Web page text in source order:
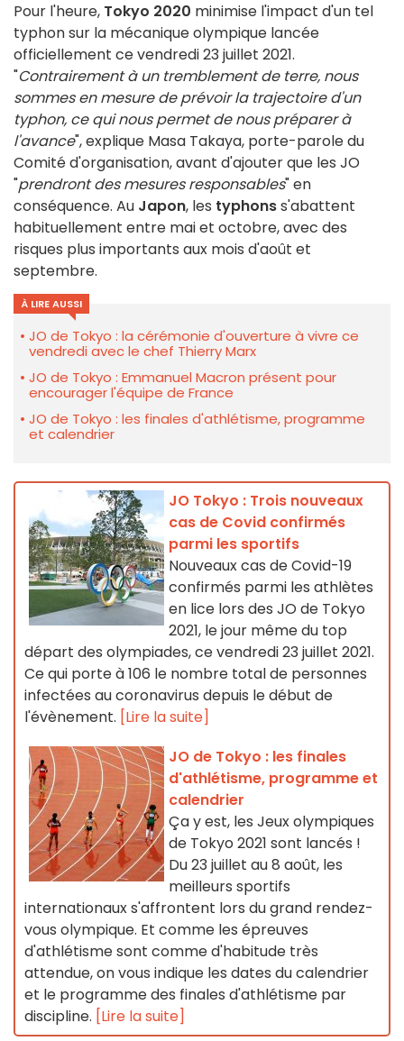
Pour l'heure, Tokyo 2020 minimise l'impact d'un tel
typhon sur la mécanique olympique lancée
officiellement ce vendredi 23 juillet 2021.
"Contrairement à un tremblement de terre, nous
sommes en mesure de prévoir la trajectoire d'un
typhon, ce qui nous permet de nous préparer à
l'avance", explique Masa Takaya, porte-parole du
Comité d'organisation, avant d'ajouter que les JO
"prendront des mesures responsables" en
conséquence. Au Japon, les typhonss'abattent
habituellement entre mai et octobre, avec des
risques plus importants aux mois d'août et
septembre.
À LIRE AUSSI
JO de Tokyo : la cérémonie d'ouverture à vivre ce
vendredi avec le chef Thierry Marx
JO de Tokyo : Emmanuel Macron présent pour
encourager l'équipe de France
JO de Tokyo : les finales d'athlétisme, programme
et calendrier
JO Tokyo : Trois nouveaux
cas de Covid confirmés
parmi les sportifs
Nouveaux cas de Covid-19
confirmés parmi les athlètes
en lice lors des JO de Tokyo
2021, le jour même du top
départ des olympiades, ce vendredi 23 juillet 2021.
Ce qui porte à 106 le nombre total de personnes
infectées au coronavirus depuis le début de
l'évènement. [Lire la suite]
JO de Tokyo : les finales
d'athlétisme, programme et
calendrier
Ça y est, les Jeux olympiques
de Tokyo 2021 sont lancés !
Du 23 juillet au 8 août, les
meilleurs sportifs
internationaux s'affrontent lors du grand rendez-
vous olympique. Et comme les épreuves
d'athlétisme sont comme d'habitude très
attendue, on vous indique les dates du calendrier
et le programme des finales d'athlétisme par
discipline. [Lire la suite]